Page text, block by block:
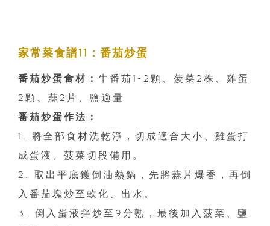
家常菜食譜11：番茄炒蛋
番茄炒蛋食材： 牛番茄1-2顆、菠菜2株、雞蛋
2顆、蒜2片、鹽適量
番茄炒蛋作法：
1. 將全部食材洗乾淨，切成適合大小、雞蛋打
成蛋液、菠菜切段備用。
2. 取出平底鑊倒油熱鍋，先將蒜片爆香，再倒
入番茄塊炒至軟化、出水。
3. 倒入蛋液拌炒至9分熟，最後加入菠菜、鹽